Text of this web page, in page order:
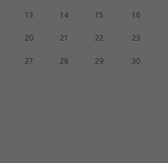
13 14 15 16
20 21 22 23
27 28 29 30